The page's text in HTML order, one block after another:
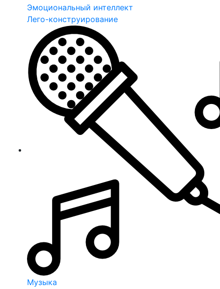
Эмоциональный интеллект
Лего-конструирование
Музыка